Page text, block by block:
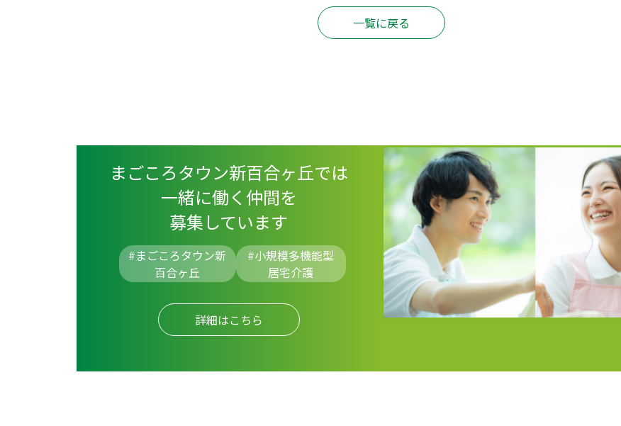
一覧に戻る
まごころタウン新百合ヶ丘では
一緒に働く仲間を
募集しています
#まごころタウン新
百合ヶ丘
#小規模多機能型
居宅介護
詳細はこちら